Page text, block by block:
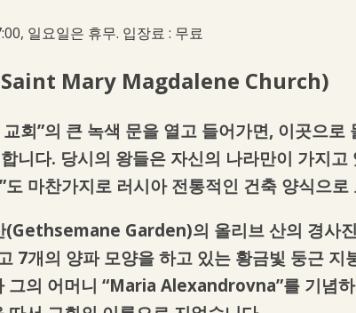
일요일은 휴무. 입장료 : 무료
Mary Magdalene Church)
회”의 큰 녹색 문을 열고 들어가면, 이곳으
니다. 당시의 왕들은 자신의 나라만이 가지
마찬가지로 러시아 전통적인 건축 양식으
(Gethsemane Garden)의 올리브 산의 경사
7개의 양파 모양을 하고 있는 황금빛 둥근
의 어머니 “Maria Alexandrovna”를 기념